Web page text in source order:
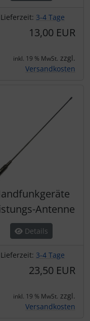
Lieferzeit: 3-4 Tage
13,00 EUR
inkl. 19 % MwSt. zzgl.
Versandkosten
Antenne
Details
Lieferzeit: 3-4 Tage
23,50 EUR
inkl. 19 % MwSt. zzgl.
Versandkosten